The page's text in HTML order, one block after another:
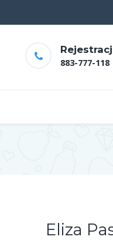
883-777-118
Eliza